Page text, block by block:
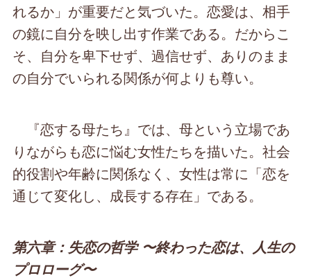
れるか」が重要だと気づいた。恋愛は、相手
の鏡に自分を映し出す作業である。だからこ
そ、自分を卑下せず、過信せず、ありのまま
の自分でいられる関係が何よりも尊い。
『恋する母たち』では、母という立場であ
りながらも恋に悩む女性たちを描いた。社会
的役割や年齢に関係なく、女性は常に「恋を
通じて変化し、成長する存在」である。
第六章：失恋の哲学 〜終わった恋は、人生の
プロローグ〜